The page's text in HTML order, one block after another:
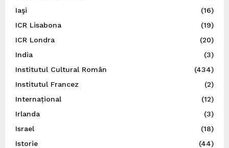
Iaşi
(16)
ICR Lisabona
(19)
ICR Londra
(20)
India
(3)
Institutul Cultural Român
(434)
Institutul Francez
(2)
Internațional
(12)
Irlanda
(3)
Israel
(18)
Istorie
(44)